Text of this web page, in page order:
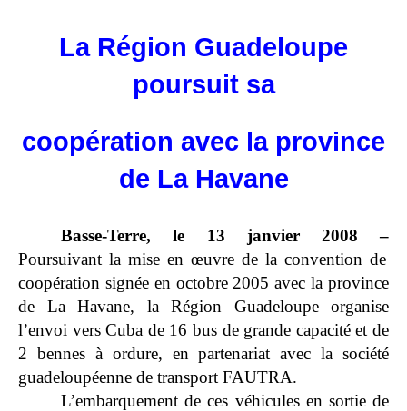
La Région Guadeloupe
poursuit sa
coopération avec la province
de La Havane
Basse-Terre, le 13 janvier 2008 –
Poursuivant la mise en œuvre de la convention de
coopération signée en octobre 2005 avec la province
de La Havane, la Région Guadeloupe organise
l’envoi vers Cuba de 16 bus de grande capacité et de
2 bennes à ordure, en partenariat avec la société
guadeloupéenne de transport FAUTRA.
L’embarquement de ces véhicules en sortie de